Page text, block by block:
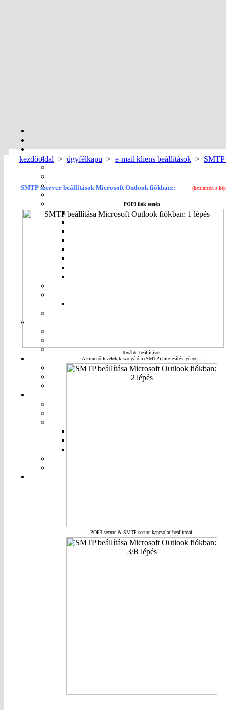
kezdőoldal > ügyfélkapu > e-mail kliens beállítások >
SMTP szerver beállítások Microsoft Outlook fiókban:: (kattintson a
POP3 fiók esetén
További beállítások:
A kimenő levelek kiszolgálója (SMTP) hitelesítés igényel !
POP3 secure & SMTP secure kapcsolat beállításai: